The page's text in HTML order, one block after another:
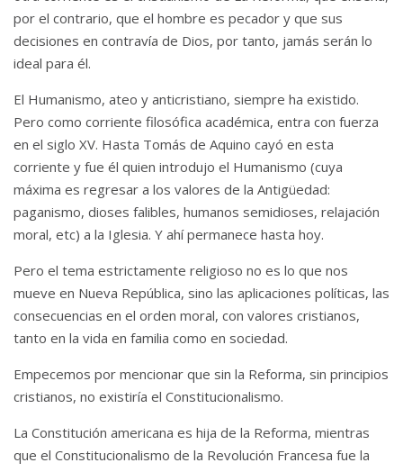
por el contrario, que el hombre es pecador y que sus
decisiones en contravía de Dios, por tanto, jamás serán lo
ideal para él.
El Humanismo, ateo y anticristiano, siempre ha existido.
Pero como corriente filosófica académica, entra con fuerza
en el siglo XV. Hasta Tomás de Aquino cayó en esta
corriente y fue él quien introdujo el Humanismo (cuya
máxima es regresar a los valores de la Antigüedad:
paganismo, dioses falibles, humanos semidioses, relajación
moral, etc) a la Iglesia. Y ahí permanece hasta hoy.
Pero el tema estrictamente religioso no es lo que nos
mueve en Nueva República, sino las aplicaciones políticas, las
consecuencias en el orden moral, con valores cristianos,
tanto en la vida en familia como en sociedad.
Empecemos por mencionar que sin la Reforma, sin principios
cristianos, no existiría el Constitucionalismo.
La Constitución americana es hija de la Reforma, mientras
que el Constitucionalismo de la Revolución Francesa fue la